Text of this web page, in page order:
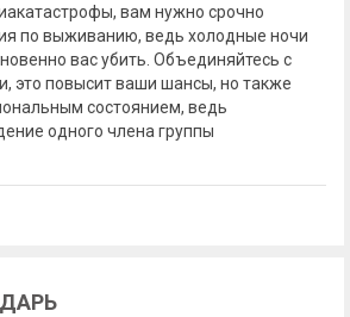
вам нужно срочно
по выживанию, ведь холодные ночи
вас убить. Объединяйтесь с
это повысит ваши шансы, но также
состоянием, ведь
одного члена группы